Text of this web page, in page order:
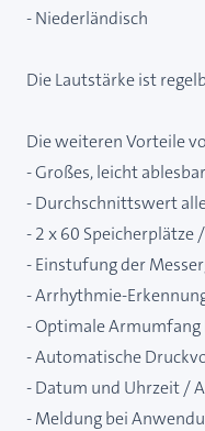
- Niederländisch
Die Lautstärke ist
Die weiteren Vorteile
- Großes, leicht
- Durchschnittswert
- 2 x 60
- Einstufung der
- Arrhythmie-
- Optimale
- Automatische
- Datum und Uhrzeit /
- Meldung bei